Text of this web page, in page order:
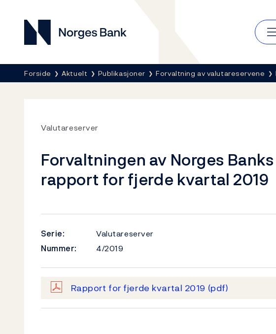
Norges Bank
Her er du nå:
Forside Aktuelt Publikasjoner Forvaltning av valutareservene
Valutareserver
Forvaltningen av Norges
rapport for fjerde kvartal 2019
Serie:
Valutareserver
Nummer:
4/2019
Rapport for fjerde kvartal 2019 (pdf)